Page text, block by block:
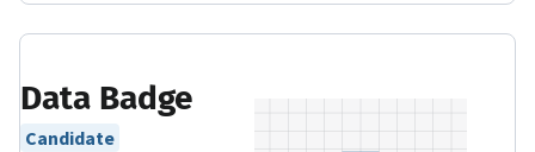
Data Badge
Candidate